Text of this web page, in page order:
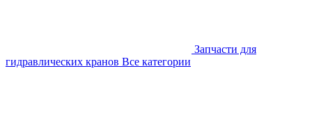
Запчасти для
гидравлических кранов Все категории